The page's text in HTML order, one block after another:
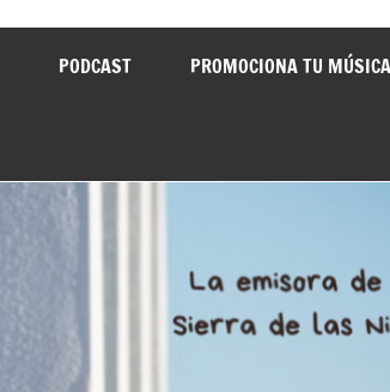
PODCAST PROMOCIONA TU MÚSICA